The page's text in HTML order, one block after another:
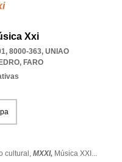
Xxi
8000-363, UNIAO
, FARO
cultural, MXXI, Música XXI ...